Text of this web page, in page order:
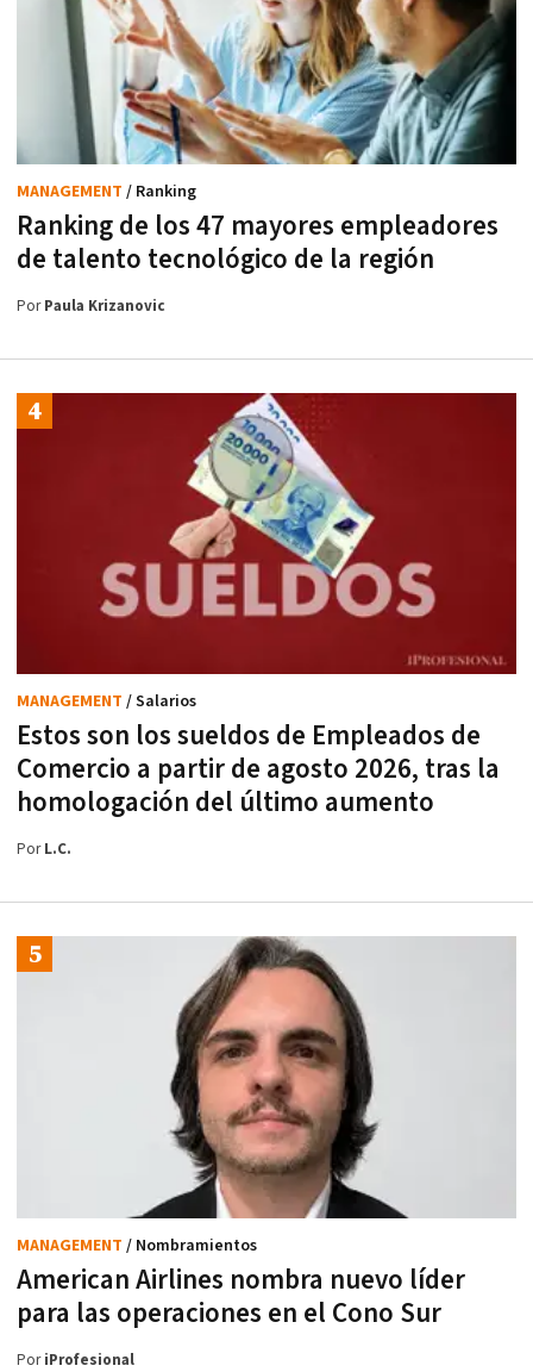
Ranking de los 47 mayores empleadores
de talento tecnológico de la región
MANAGEMENT / Ranking
PorPaula Krizanovic
Estos son los sueldos de Empleados de
Comercio a partir de agosto 2026, tras la
homologación del último aumento
MANAGEMENT / Salarios
PorL.C.
American Airlines nombra nuevo líder
para las operaciones en el Cono Sur
MANAGEMENT / Nombramientos
PoriProfesional